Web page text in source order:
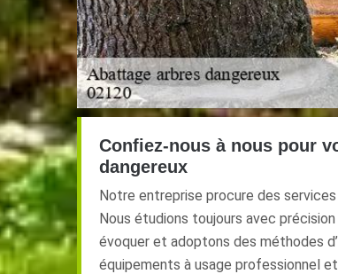
Confiez-nous à nous pour
dangereux
Notre entreprise procure des
Nous étudions toujours avec précision
évoquer et adoptons des méthodes
équipements à usage professionnel